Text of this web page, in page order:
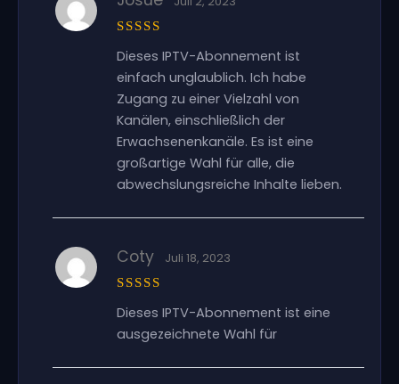
mit5von
5
Dieses IPTV-Abonnement ist
einfach unglaublich. Ich habe
Zugang zu einer Vielzahl von
Kanälen, einschließlich der
Erwachsenenkanäle. Es ist eine
großartige Wahl für alle, die
abwechslungsreiche Inhalte lieben.
mit5von
Coty Juli 18, 2023
Dieses IPTV-Abonnement ist eine
ausgezeichnete Wahl für